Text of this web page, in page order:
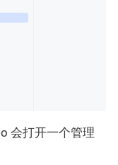
会打开一个管理